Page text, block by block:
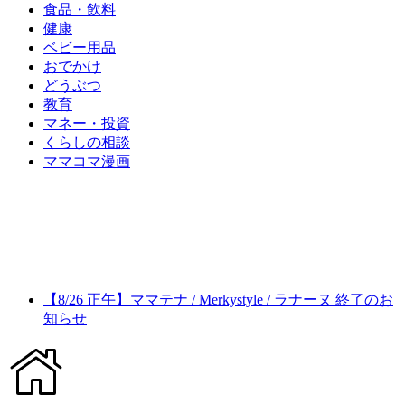
食品・飲料
健康
ベビー用品
おでかけ
どうぶつ
教育
マネー・投資
くらしの相談
ママコマ漫画
【8/26 正午】ママテナ / Merkystyle / ラナーヌ 終了のお
知らせ